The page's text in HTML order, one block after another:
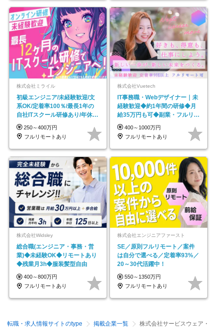
株式会社ミライル
初級エンジニア/未経験歓迎/文
系OK/定着率100％/最長1年の
自社ITスクール研修あり/年休
130日
250～400万円
フルリモートあり
株式会社Vuetech
IT事務職・Webデザイナー｜未
経験歓迎◆約1年間の研修◆月
給35万円も可◆副業・フルリモ
ート可◆年休126日
400～1000万円
フルリモートあり
株式会社Widsley
総合職(エンジニア・事務・営
業)◆未経験OK◆リモートあり
◆残業月3h◆服装髪型自由
400～800万円
フルリモートあり
株式会社エンジニアファースト
SE／原則フルリモート／案件
は自分で選べる／定着率93%／
20～30代活躍中！
550～1350万円
フルリモートあり
転職・求人情報サイトのtype 掲載企業一覧 株式会社サービスウェア・